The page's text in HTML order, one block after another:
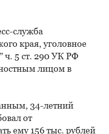
служба
края, уголовное
ч. 5 ст. 290 УК РФ
лицом в
34-летний
от
ему 156 тыс. рублей